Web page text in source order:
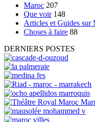
Maroc 207
Que voir 148
Articles et Guides sur
Choses à faire 88
DERNIERS POSTES